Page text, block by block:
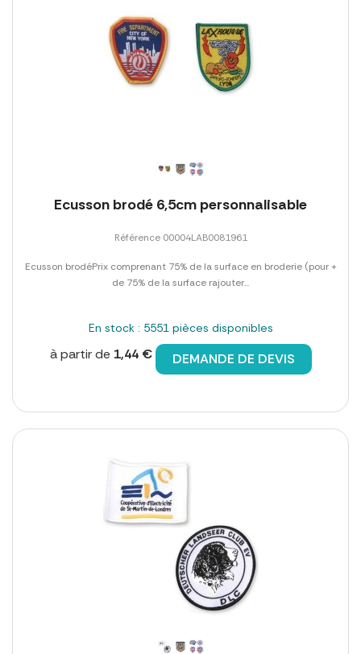
Ecusson brodé 6,5cm personnalisable
Référence 00004LAB0081961
Ecusson brodéPrix comprenant 75% de la surface en broderie (pour +
de 75% de la surface rajouter...
En stock : 5551 pièces disponibles
à partir de 1,44 € DEMANDE DE DEVIS